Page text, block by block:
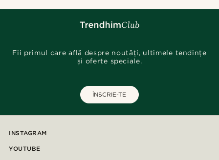
Fii primul care află despre noutăți, ultimele tendințe
și oferte speciale.
ÎNSCRIE-TE
INSTAGRAM
YOUTUBE